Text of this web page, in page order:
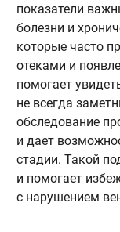
показатели
болезни и
которые часто
отеками и
помогает
не всегда
обследование
и дает
стадии. Такой
и помогает
с нарушением